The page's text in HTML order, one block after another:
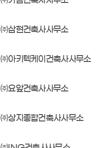
㈜삼현건축사사무소
㈜아키텍케이건축사사무소
㈜요앞건축사사무소
㈜상지종합건축사사무소